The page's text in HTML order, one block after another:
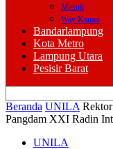
Mesuji
Way Kanan
Bandarlampung
Kota Metro
Lampung Utara
Pesisir Barat
Beranda UNILA
Pangdam XXI Radin
UNILA